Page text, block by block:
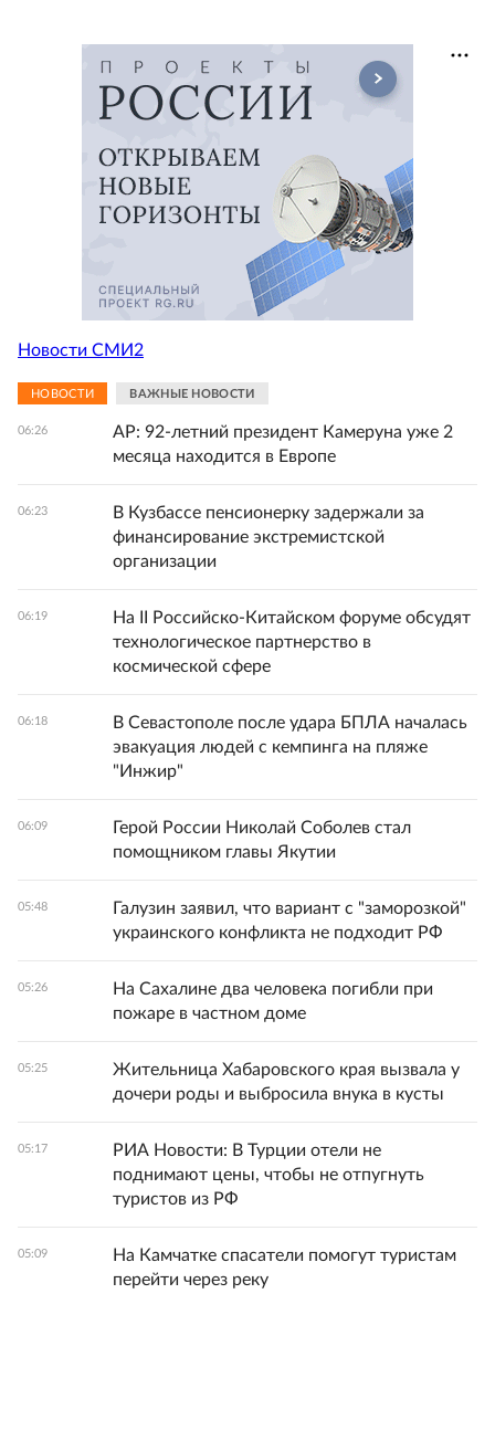
Новости СМИ2
НОВОСТИ ВАЖНЫЕ НОВОСТИ
06:26
AP: 92-летний президент Камеруна уже 2
месяца находится в Европе
06:23
В Кузбассе пенсионерку задержали за
финансирование экстремистской
организации
06:19
На II Российско-Китайском форуме обсудят
технологическое партнерство в
космической сфере
06:18
В Севастополе после удара БПЛА началась
эвакуация людей с кемпинга на пляже
"Инжир"
06:09
Герой России Николай Соболев стал
помощником главы Якутии
05:48
Галузин заявил, что вариант с "заморозкой"
украинского конфликта не подходит РФ
05:26
На Сахалине два человека погибли при
пожаре в частном доме
05:25
Жительница Хабаровского края вызвала у
дочери роды и выбросила внука в кусты
05:17
РИА Новости: В Турции отели не
поднимают цены, чтобы не отпугнуть
туристов из РФ
05:09
На Камчатке спасатели помогут туристам
перейти через реку